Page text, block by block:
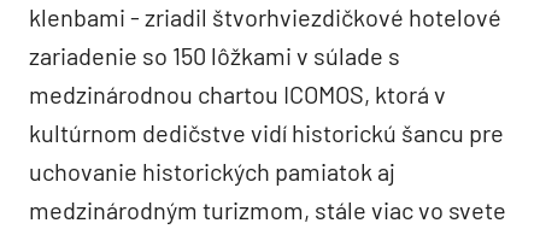
klenbami - zriadil štvorhviezdičkové hotelové
zariadenie so 150 lôžkami v súlade s
medzinárodnou chartou ICOMOS, ktorá v
kultúrnom dedičstve vidí historickú šancu pre
uchovanie historických pamiatok aj
medzinárodným turizmom, stále viac vo svete